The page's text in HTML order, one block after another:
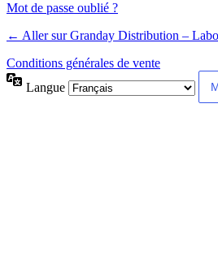
Mot de passe oublié ?
← Aller sur Granday Distribution –
Conditions générales de vente
Langue